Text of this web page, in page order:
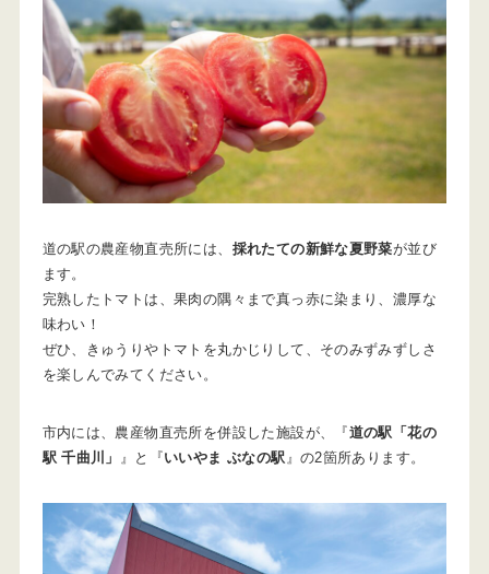
道の駅の農産物直売所には、 採れたての新鮮な夏野菜が並び
ます。
完熟したトマトは、果肉の隅々まで真っ赤に染まり、濃厚な
味わい！
ぜひ、きゅうりやトマトを丸かじりして、そのみずみずしさ
を楽しんでみてください。
市内には、農産物直売所を併設した施設が、『道の駅「花の
駅 千曲川」
』と『いいやま ぶなの駅 』の2箇所あります。